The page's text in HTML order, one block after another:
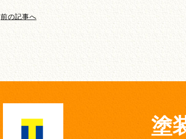
前の記事へ
塗